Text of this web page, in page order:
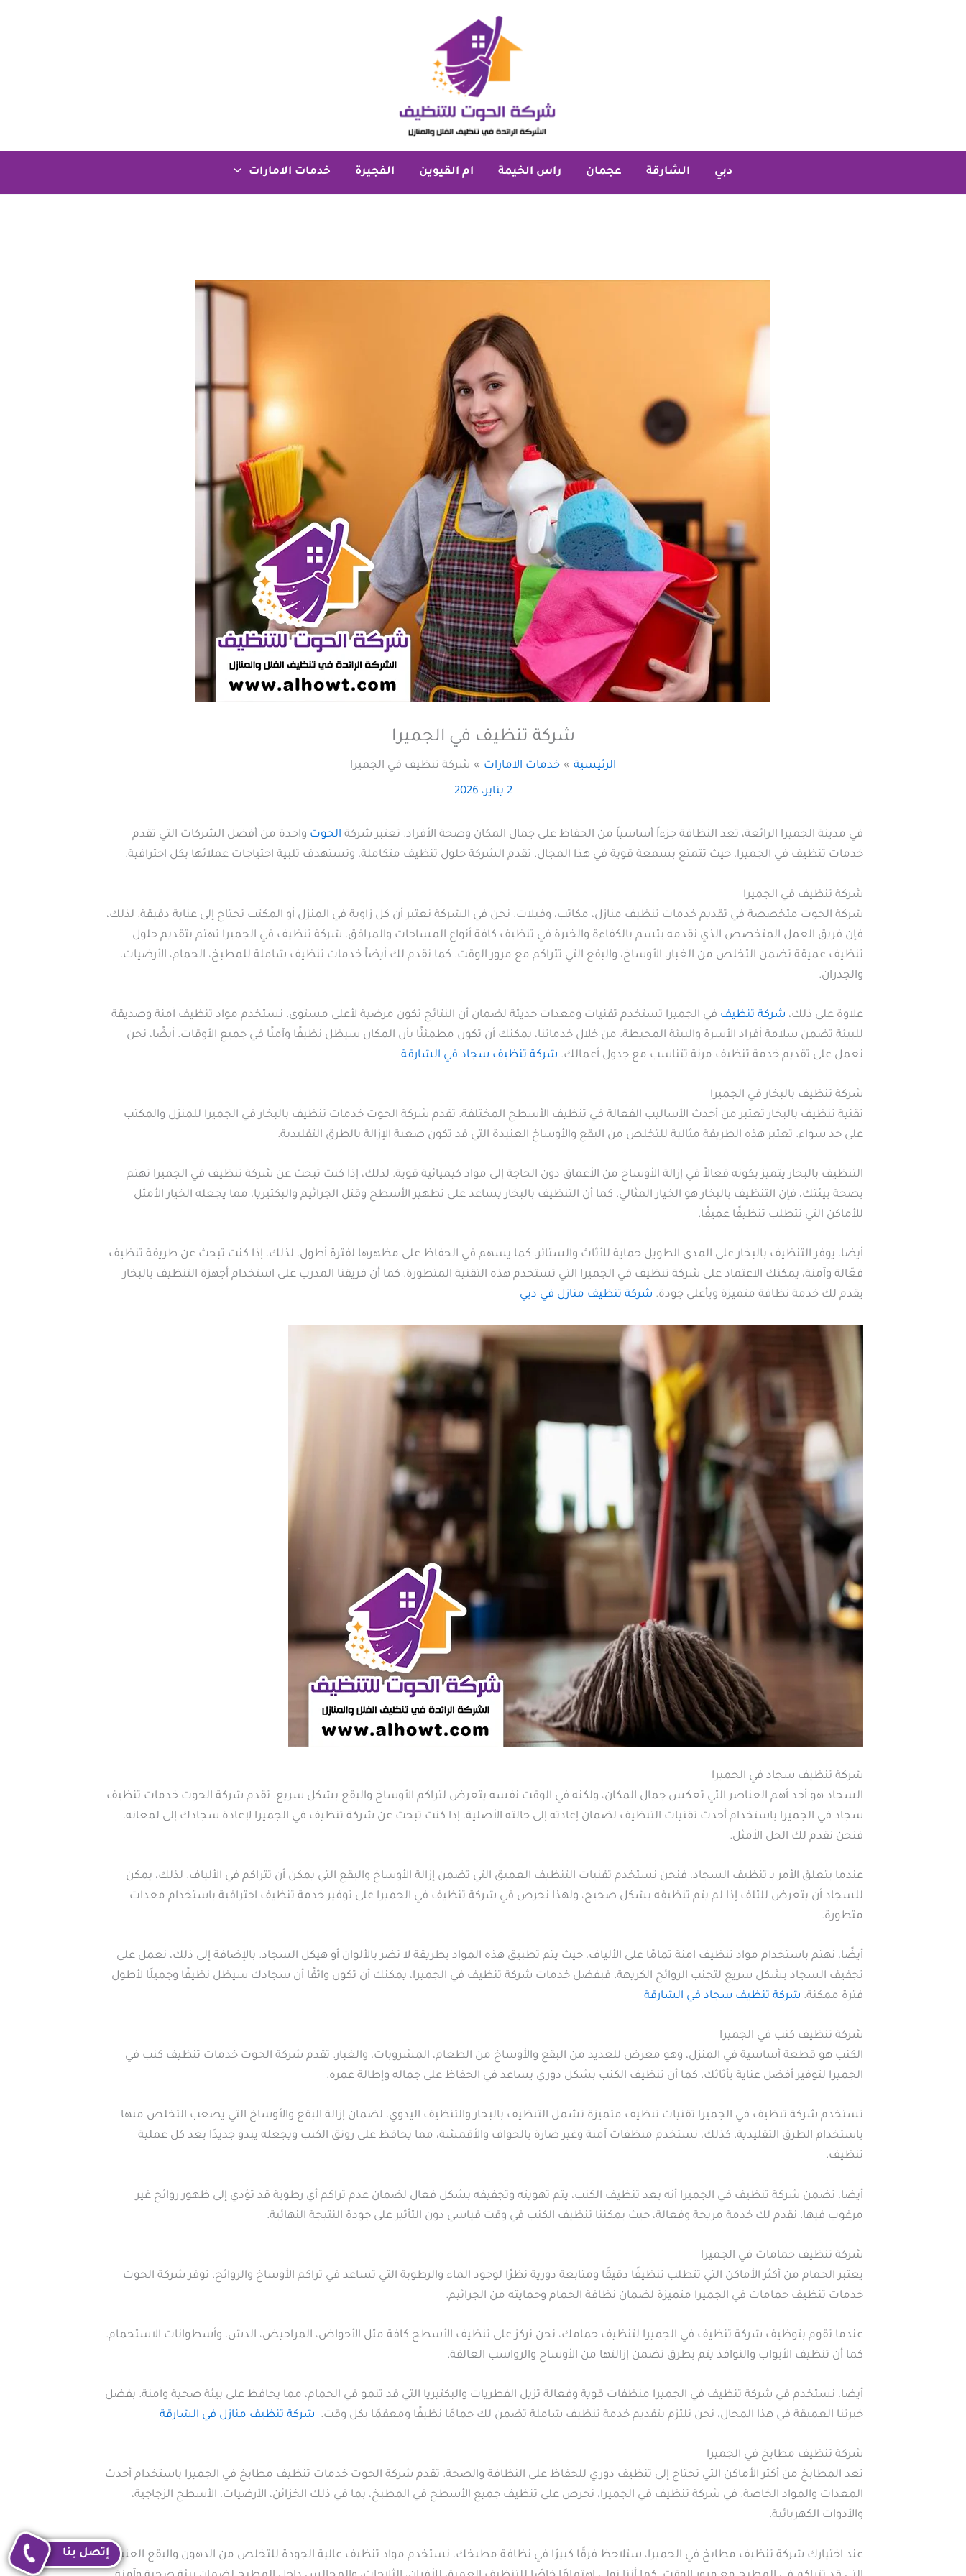
دبي الشارقة عجمان راس الخيمة ام القيوين الفجيرة خدمات الامارات
شركة تنظيف في الجميرا
الرئيسية خدمات الامارات شركة تنظيف في الجميرا
2 يناير، 2026
في مدينة الجميرا الرائعة، تعد النظافة جزءاً أساسياً من الحفاظ على جمال المكان وصحة الأفراد. تعتبر شركة الحوت واحدة من أفضل الشركات التي تقدم
خدمات تنظيف في الجميرا، حيث تتمتع بسمعة قوية في هذا المجال. تقدم الشركة حلول تنظيف متكاملة، وتستهدف تلبية احتياجات عملائها بكل احترافية.
شركة تنظيف في الجميرا
شركة الحوت متخصصة في تقديم خدمات تنظيف منازل، مكاتب، وفيلات. نحن في الشركة نعتبر أن كل زاوية في المنزل أو المكتب تحتاج إلى عناية دقيقة. لذلك،
فإن فريق العمل المتخصص الذي نقدمه يتسم بالكفاءة والخبرة في تنظيف كافة أنواع المساحات والمرافق. شركة تنظيف في الجميرا تهتم بتقديم حلول
تنظيف عميقة تضمن التخلص من الغبار، الأوساخ، والبقع التي تتراكم مع مرور الوقت. كما نقدم لك أيضاً خدمات تنظيف شاملة للمطبخ، الحمام، الأرضيات،
والجدران.
علاوة على ذلك، شركة تنظيف في الجميرا تستخدم تقنيات ومعدات حديثة لضمان أن النتائج تكون مرضية لأعلى مستوى. نستخدم مواد تنظيف آمنة وصديقة
للبيئة تضمن سلامة أفراد الأسرة والبيئة المحيطة. من خلال خدماتنا، يمكنك أن تكون مطمئنًا بأن المكان سيظل نظيفًا وآمنًا في جميع الأوقات. أيضًا، نحن
نعمل على تقديم خدمة تنظيف مرنة تتناسب مع جدول أعمالك. شركة تنظيف سجاد في الشارقة
شركة تنظيف بالبخار في الجميرا
تقنية تنظيف بالبخار تعتبر من أحدث الأساليب الفعالة في تنظيف الأسطح المختلفة. تقدم شركة الحوت خدمات تنظيف بالبخار في الجميرا للمنزل والمكتب
على حد سواء. تعتبر هذه الطريقة مثالية للتخلص من البقع والأوساخ العنيدة التي قد تكون صعبة الإزالة بالطرق التقليدية.
التنظيف بالبخار يتميز بكونه فعالاً في إزالة الأوساخ من الأعماق دون الحاجة إلى مواد كيميائية قوية. لذلك، إذا كنت تبحث عن شركة تنظيف في الجميرا تهتم
بصحة بيئتك، فإن التنظيف بالبخار هو الخيار المثالي. كما أن التنظيف بالبخار يساعد على تطهير الأسطح وقتل الجراثيم والبكتيريا، مما يجعله الخيار الأمثل
للأماكن التي تتطلب تنظيفًا عميقًا.
أيضا، يوفر التنظيف بالبخار على المدى الطويل حماية للأثاث والستائر، كما يسهم في الحفاظ على مظهرها لفترة أطول. لذلك، إذا كنت تبحث عن طريقة تنظيف
فعّالة وآمنة، يمكنك الاعتماد على شركة تنظيف في الجميرا التي تستخدم هذه التقنية المتطورة. كما أن فريقنا المدرب على استخدام أجهزة التنظيف بالبخار
يقدم لك خدمة نظافة متميزة وبأعلى جودة. شركة تنظيف منازل في دبي
شركة تنظيف سجاد في الجميرا
السجاد هو أحد أهم العناصر التي تعكس جمال المكان، ولكنه في الوقت نفسه يتعرض لتراكم الأوساخ والبقع بشكل سريع. تقدم شركة الحوت خدمات تنظيف
سجاد في الجميرا باستخدام أحدث تقنيات التنظيف لضمان إعادته إلى حالته الأصلية. إذا كنت تبحث عن شركة تنظيف في الجميرا لإعادة سجادك إلى لمعانه،
فنحن نقدم لك الحل الأمثل.
عندما يتعلق الأمر بـ تنظيف السجاد، فنحن نستخدم تقنيات التنظيف العميق التي تضمن إزالة الأوساخ والبقع التي يمكن أن تتراكم في الألياف. لذلك، يمكن
للسجاد أن يتعرض للتلف إذا لم يتم تنظيفه بشكل صحيح، ولهذا نحرص في شركة تنظيف في الجميرا على توفير خدمة تنظيف احترافية باستخدام معدات
متطورة.
أيضًا، نهتم باستخدام مواد تنظيف آمنة تمامًا على الألياف، حيث يتم تطبيق هذه المواد بطريقة لا تضر بالألوان أو هيكل السجاد. بالإضافة إلى ذلك، نعمل على
تجفيف السجاد بشكل سريع لتجنب الروائح الكريهة. فبفضل خدمات شركة تنظيف في الجميرا، يمكنك أن تكون واثقًا أن سجادك سيظل نظيفًا وجميلًا لأطول
فترة ممكنة. شركة تنظيف سجاد في الشارقة
شركة تنظيف كنب في الجميرا
الكنب هو قطعة أساسية في المنزل، وهو معرض للعديد من البقع والأوساخ من الطعام، المشروبات، والغبار. تقدم شركة الحوت خدمات تنظيف كنب في
الجميرا لتوفير أفضل عناية بأثاثك. كما أن تنظيف الكنب بشكل دوري يساعد في الحفاظ على جماله وإطالة عمره.
تستخدم شركة تنظيف في الجميرا تقنيات تنظيف متميزة تشمل التنظيف بالبخار والتنظيف اليدوي، لضمان إزالة البقع والأوساخ التي يصعب التخلص منها
باستخدام الطرق التقليدية. كذلك، نستخدم منظفات آمنة وغير ضارة بالحواف والأقمشة، مما يحافظ على رونق الكنب ويجعله يبدو جديدًا بعد كل عملية
تنظيف.
أيضا، تضمن شركة تنظيف في الجميرا أنه بعد تنظيف الكنب، يتم تهويته وتجفيفه بشكل فعال لضمان عدم تراكم أي رطوبة قد تؤدي إلى ظهور روائح غير
مرغوب فيها. نقدم لك خدمة مريحة وفعالة، حيث يمكننا تنظيف الكنب في وقت قياسي دون التأثير على جودة النتيجة النهائية.
شركة تنظيف حمامات في الجميرا
يعتبر الحمام من أكثر الأماكن التي تتطلب تنظيفًا دقيقًا ومتابعة دورية نظرًا لوجود الماء والرطوبة التي تساعد في تراكم الأوساخ والروائح. توفر شركة الحوت
خدمات تنظيف حمامات في الجميرا متميزة لضمان نظافة الحمام وحمايته من الجراثيم.
عندما تقوم بتوظيف شركة تنظيف في الجميرا لتنظيف حمامك، نحن نركز على تنظيف الأسطح كافة مثل الأحواض، المراحيض، الدش، وأسطوانات الاستحمام.
كما أن تنظيف الأبواب والنوافذ يتم بطرق تضمن إزالتها من الأوساخ والرواسب العالقة.
أيضا، نستخدم في شركة تنظيف في الجميرا منظفات قوية وفعالة تزيل الفطريات والبكتيريا التي قد تنمو في الحمام، مما يحافظ على بيئة صحية وآمنة. بفضل
خبرتنا العميقة في هذا المجال، نحن نلتزم بتقديم خدمة تنظيف شاملة تضمن لك حمامًا نظيفًا ومعقمًا بكل وقت. شركة تنظيف منازل في الشارقة
شركة تنظيف مطابخ في الجميرا
تعد المطابخ من أكثر الأماكن التي تحتاج إلى تنظيف دوري للحفاظ على النظافة والصحة. تقدم شركة الحوت خدمات تنظيف مطابخ في الجميرا باستخدام أحدث
المعدات والمواد الخاصة. في شركة تنظيف في الجميرا، نحرص على تنظيف جميع الأسطح في المطبخ، بما في ذلك الخزائن، الأرضيات، الأسطح الزجاجية،
والأدوات الكهربائية.
عند اختيارك شركة تنظيف مطابخ في الجميرا، ستلاحظ فرقًا كبيرًا في نظافة مطبخك. نستخدم مواد تنظيف عالية الجودة للتخلص من الدهون والبقع العنيدةإتصل بنا